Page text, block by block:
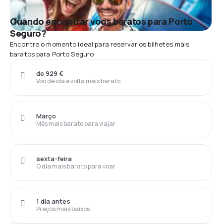
Quando encontrar voos baratos para Porto
Seguro?
Encontre o momento ideal para reservar os bilhetes mais
baratos para Porto Seguro
Voo de ida e volta mais barato
de 929 €
Mês mais barato para viajar
Março
O dia mais barato para voar
sexta-feira
Preços mais baixos
1 dia antes